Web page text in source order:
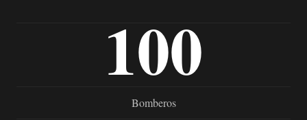
100
Bomberos